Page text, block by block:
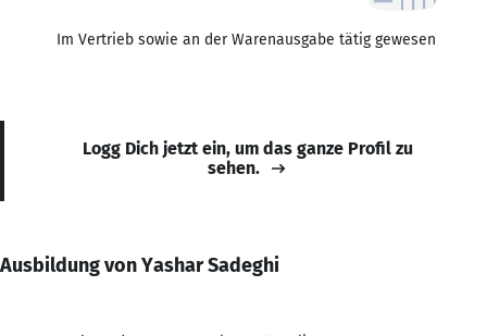
Im Vertrieb sowie an der Warenausgabe tätig gewesen
Logg Dich jetzt ein, um das ganze Profil zu
sehen.
Ausbildung von Yashar Sadeghi